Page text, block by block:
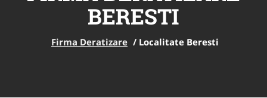
BERESTI
Firma Deratizare / Localitate Beresti